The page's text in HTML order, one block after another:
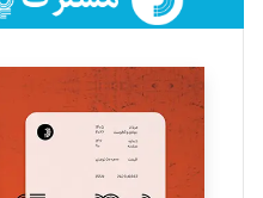
فائزه فتحی رستمی
تحریریه
سروش کرمیان
تحریریه